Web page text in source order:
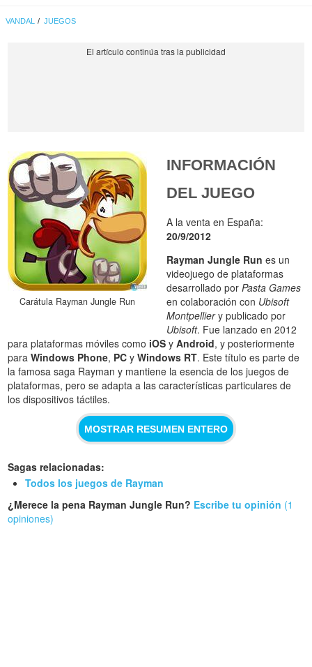
VANDAL JUEGOS
Carátula Rayman Jungle Run
INFORMACIÓN
DEL JUEGO
A la venta en España:
20/9/2012
Rayman Jungle Run es un
videojuego de plataformas
desarrollado porPasta Games
en colaboración con Ubisoft
Montpelliery publicado por
Ubisoft. Fue lanzado en 2012
para plataformas móviles como iOS yAndroid, y posteriormente
paraWindows Phone, PC yWindows RT. Este título es parte de
la famosa saga Rayman y mantiene la esencia de los juegos de
plataformas, pero se adapta a las características particulares de
los dispositivos táctiles.
MOSTRAR RESUMEN ENTERO
Sagas relacionadas:
Todos los juegos de Rayman
¿Merece la pena Rayman Jungle Run? Escribe tu opinión (1
opiniones)